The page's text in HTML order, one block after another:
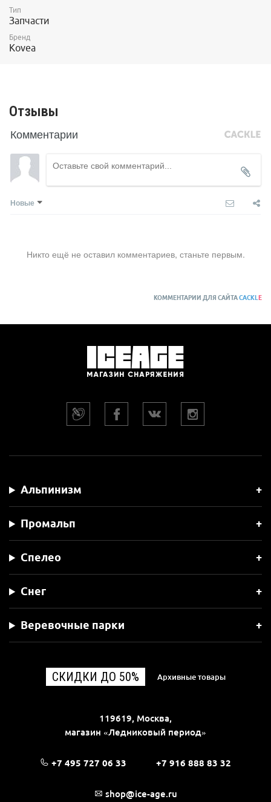
Тип
Запчасти
Бренд
Kovea
Отзывы
Комментарии
Новые
Никто ещё не оставил комментариев, станьте первым.
КОММЕНТАРИИ ДЛЯ САЙТАCACKL E
Альпинизм
Промальп
Спелео
Снег
Веревочные парки
СКИДКИ ДО 50% Архивные товары
119619, Москва,
магазин «Ледниковый период»
+7 495 727 06 33 +7 916 888 83 32
shop@ice-age.ru